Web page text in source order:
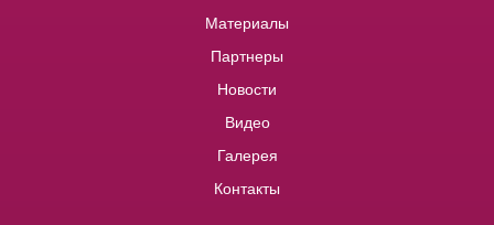
Материалы
Партнеры
Новости
Видео
Галерея
Контакты